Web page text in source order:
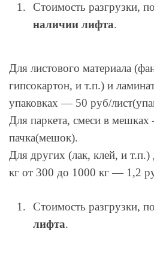
Стоимость разгрузки,
наличии лифта.
Для листового материала
гипсокартон, и т.п.) и
упаковках — 50 руб/
Для паркета, смеси в
пачка(мешок).
Для других (лак, клей, и
кг от 300 до 1000 кг — 1,2
Стоимость разгрузки,
лифта.